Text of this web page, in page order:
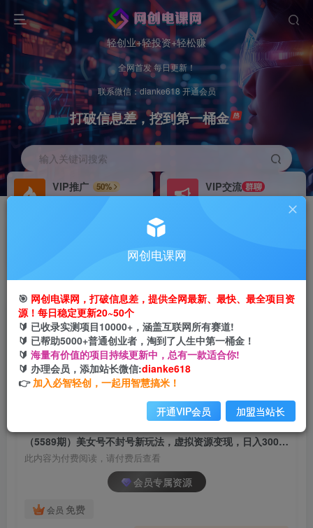
轻创业+轻投资+轻松赚
全网首发 每日更新！
联系微信：dianke618 开通会员
打破信息差，挖到第一桶金
输入关键词搜索
VIP推广
50%
VIP交流 群聊
研究探讨更多创业项目路子。
搭建同款网站，自己当老板
（5589期）美女号不封号新玩法，虚拟资源变
现，日入300-500+
网创电课网
2年前发布
1868 47
（5589期）美女号不封号新玩法，虚拟资源变现，日入300-500+
此内容为付费阅读，请付费后查看
会员专属资源
会员 免费
网创电课网
🎯 网创电课网，打破信息差，提供全网最新、最快、最全项目资
源！每日稳定更新20~50个
🔰 已收录实测项目10000+，涵盖互联网所有赛道!
🔰 已帮助5000+普通创业者，淘到了人生中第一桶金！
🔰 海量有价值的项目持续更新中，总有一款适合你!
🔰 办理会员，添加站长微信:dianke618
👉 加入必智轻创，一起用智慧搞米！
开通VIP会员 加盟当站长